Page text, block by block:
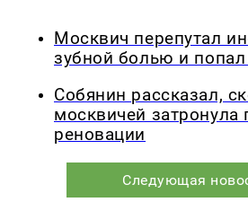
Москвич перепутал
зубной болью и
Собянин рассказал,
москвичей затронула
реновации
Следующая